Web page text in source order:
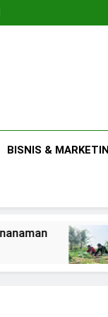
BISNIS &
Antara
3 Days Ago